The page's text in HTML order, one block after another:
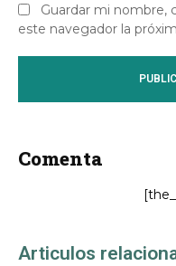
Guardar mi nombre,
este navegador la
Comenta
Articulos